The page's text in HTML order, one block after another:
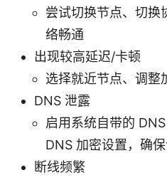
尝试切换节点、切换
络畅通
出现较高延迟/卡顿
选择就近节点、调整
DNS 泄露
启用系统自带的
DNS 加密设置，确
断线频繁